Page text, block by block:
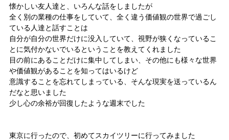
懐かしい友人達と、いろんな話をしましたが
全く別の業種の仕事をしていて、全く違う価値観の世界で過ごし
ている人達と話すことは
自分が自分の世界だけに没入していて、視野が狭くなっているこ
とに気付かないでいるということを教えてくれました
目の前にあることだけに集中してしまい、その他にも様々な世界
や価値観があることを知ってはいるけど
意識することを忘れてしまっている、そんな現実を送っているん
だなと思いました
少し心の余裕が回復したような週末でした
東京に行ったので、初めてスカイツリーに行ってみました